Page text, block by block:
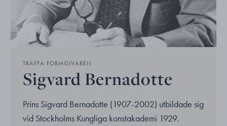
TRÄFFA FORMGIVAREN
Sigvard Bernadotte
Prins Sigvard Bernadotte (1907-2002) utbildade sig
vid Stockholms Kungliga konstakademi 1929.